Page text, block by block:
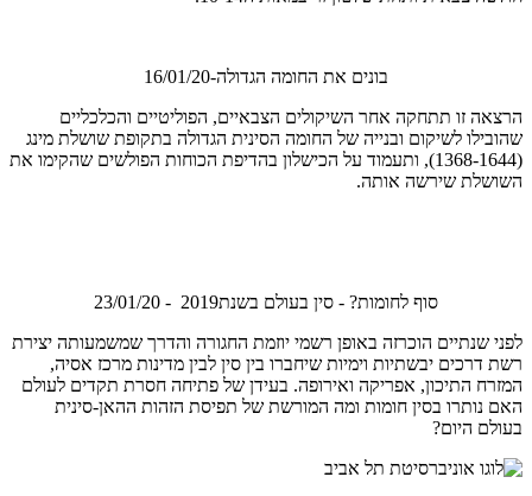
בונים את החומה הגדולה-16/01/20
הרצאה זו תתחקה אחר השיקולים הצבאיים, הפוליטיים והכלכליים
שהובילו לשיקום ובנייה של החומה הסינית הגדולה בתקופת שושלת מינג
(1368-1644), ותעמוד על הכישלון בהדיפת הכוחות הפולשים שהקימו את
השושלת שירשה אותה.
סוף לחומות? - סין בעולם בשנת2019 - 23/01/20
לפני שנתיים הוכרזה באופן רשמי יוזמת החגורה והדרך שמשמעותה יצירת
רשת דרכים יבשתיות וימיות שיחברו בין סין לבין מדינות מרכז אסיה,
המזרח התיכון, אפריקה ואירופה. בעידן של פתיחה חסרת תקדים לעולם
האם נותרו בסין חומות ומה המורשת של תפיסת הזהות ההאן-סינית
בעולם היום?